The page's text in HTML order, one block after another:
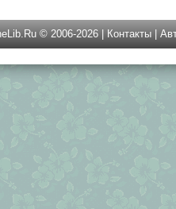
© 2006-2026 | Контакты |